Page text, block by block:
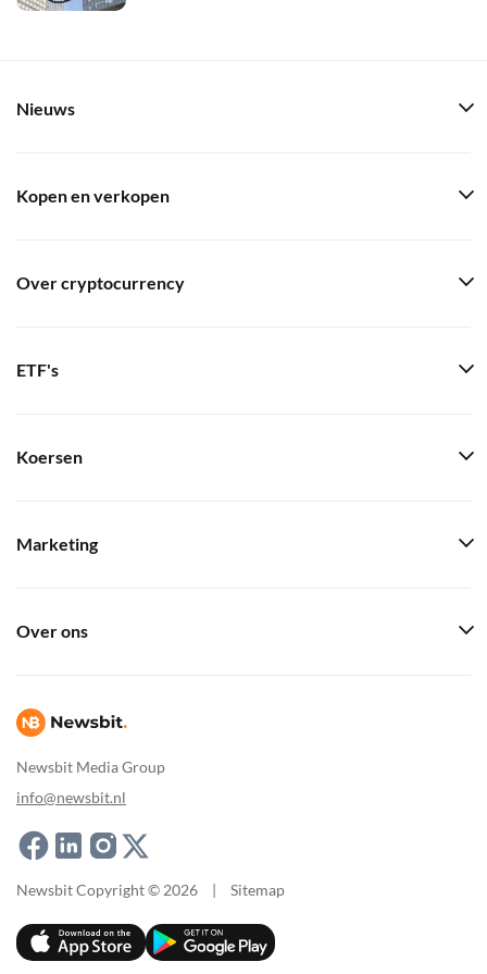
Newsbit Media Group
info@newsbit.nl
Nieuws
Kopen en verkopen
Over cryptocurrency
ETF's
Koersen
Marketing
Over ons
Newsbit Copyright © 2026 | Sitemap